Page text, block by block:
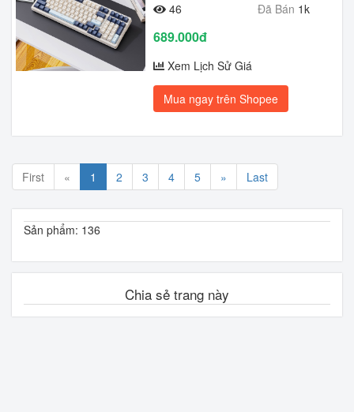
46
Đã Bán 1k
689.000đ
Xem Lịch Sử Giá
Mua ngay trên Shopee
First « 1 2 3 4 5 » Last
Sản phẩm: 136
Chia sẻ trang này